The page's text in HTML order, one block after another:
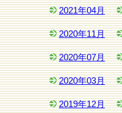
2021年04月
2020年11月
2020年07月
2020年03月
2019年12月